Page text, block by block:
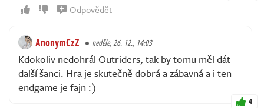
Odpovědět
AnonymCzZ neděle, 26. 12., 14:03
Kdokoliv nedohrál Outriders, tak by tomu měl dát
další šanci. Hra je skutečně dobrá a zábavná a i ten
endgame je fajn :)
4